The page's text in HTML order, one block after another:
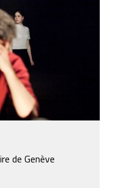
de Genève